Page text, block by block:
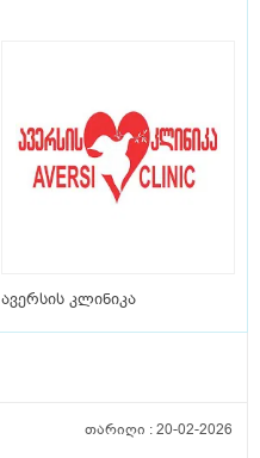
ავერსის კლინიკა
თარიღი :20-02-2026